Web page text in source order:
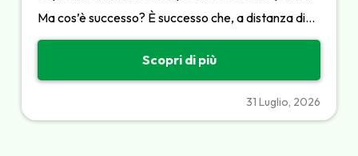
Ma cos’è successo? È successo che, a distanza di…
Scopri di più
31 Luglio, 2026